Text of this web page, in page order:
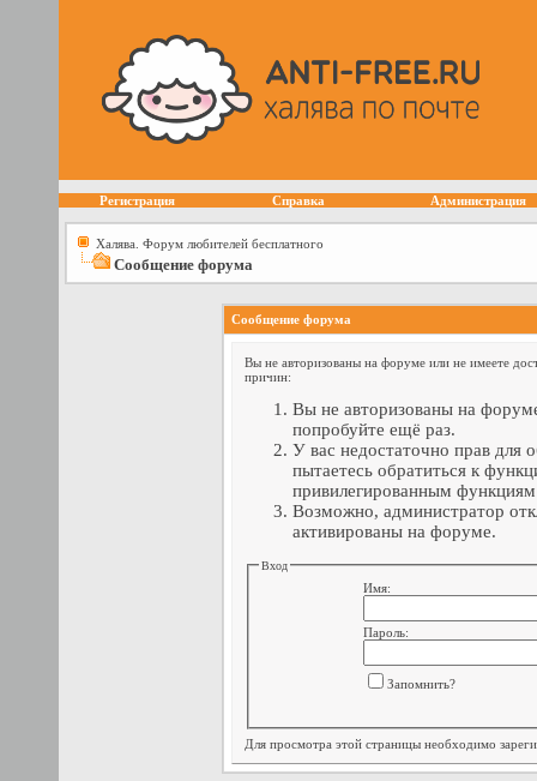
Регистрация Справка Администрация
Халява. Форум любителей бесплатного
Сообщение форума
Сообщение форума
Вы не авторизованы на форуме или не имеете
причин:
Вы не авторизованы на
попробуйте ещё раз.
У вас недостаточно прав для
пытаетесь обратиться к
привилегированным
Возможно, администратор
активированы на форуме.
Вход
Имя:
Пароль:
Запомнить?
Для просмотра этой страницы необходимо